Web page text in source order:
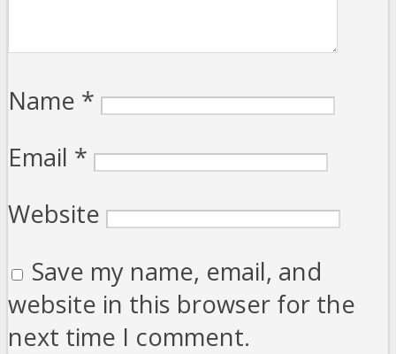
Name *
Email *
Website
Save my name, email, and
website in this browser for the
next time I comment.